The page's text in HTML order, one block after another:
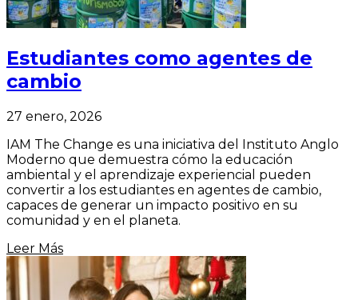
Estudiantes como agentes de
cambio
27 enero, 2026
IAM The Change es una iniciativa del Instituto Anglo
Moderno que demuestra cómo la educación
ambiental y el aprendizaje experiencial pueden
convertir a los estudiantes en agentes de cambio,
capaces de generar un impacto positivo en su
comunidad y en el planeta.
Leer Más